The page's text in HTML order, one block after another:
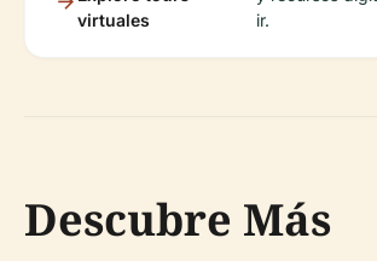
virtuales
ir.
Descubre Más